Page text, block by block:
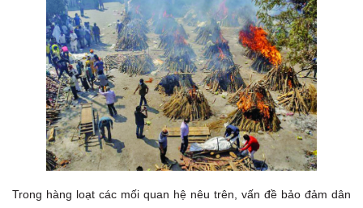
Trong hàng loạt các mối quan hệ nêu trên, vấn đề bảo đảm dân